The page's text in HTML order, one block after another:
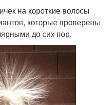
на короткие волосы
которые проверены
до сих пор.